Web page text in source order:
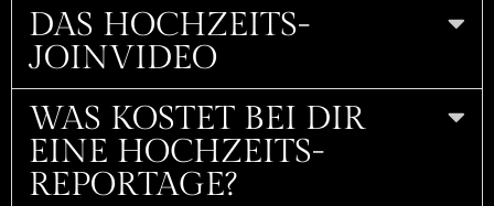
DAS HOCHZEITS-
JOINVIDEO
WAS KOSTET BEI DIR
EINE HOCHZEITS­
REPORTAGE?